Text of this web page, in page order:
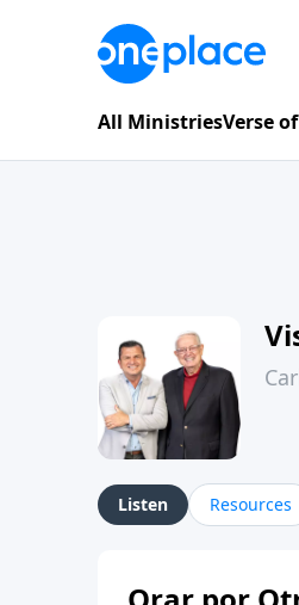
All MinistriesVerse
Listen Resources